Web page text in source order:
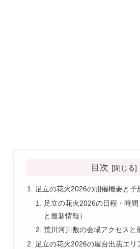
目次
足立の花火2026の開催概要と予
足立の花火2026の日程・時
と最新情報）
荒川河川敷の会場アクセスと
足立の花火2026の屋台出店エリ